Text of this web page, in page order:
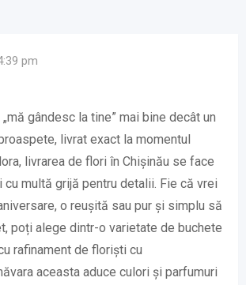
pm
gândesc la tine” mai bine decât un
livrat exact la momentul
livrarea de flori în Chișinău se face
cu multă grijă pentru detalii. Fie că vrei
o reușită sau pur și simplu să
poți alege dintr-o varietate de buchete
rafinament de floriști cu
aceasta aduce culori și parfumuri